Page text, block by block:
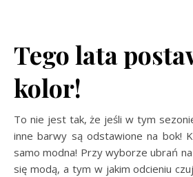
Tego lata
kolor!
To nie jest tak, że jeśli w tym
inne barwy są odstawione na bok!
samo modna! Przy wyborze ubrań
się modą, a tym w jakim odcieniu